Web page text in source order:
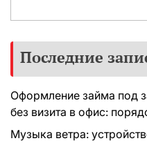
Последние
Оформление займа под
без визита в офис:
Музыка ветра: